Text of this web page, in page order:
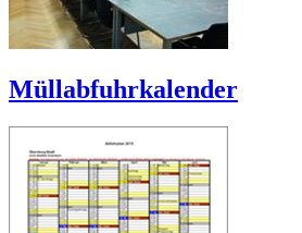
Müllabfuhrkalender